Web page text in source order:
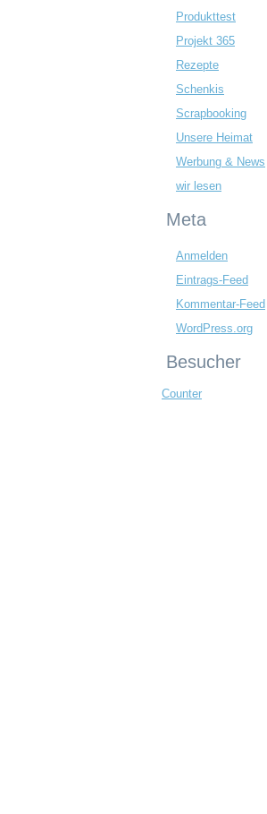
Produkttest
Projekt 365
Rezepte
Schenkis
Scrapbooking
Unsere Heimat
Werbung & News
wir lesen
Meta
Anmelden
Eintrags-Feed
Kommentar-Feed
WordPress.org
Besucher
Counter